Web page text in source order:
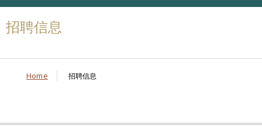
招聘信息
Home 招聘信息